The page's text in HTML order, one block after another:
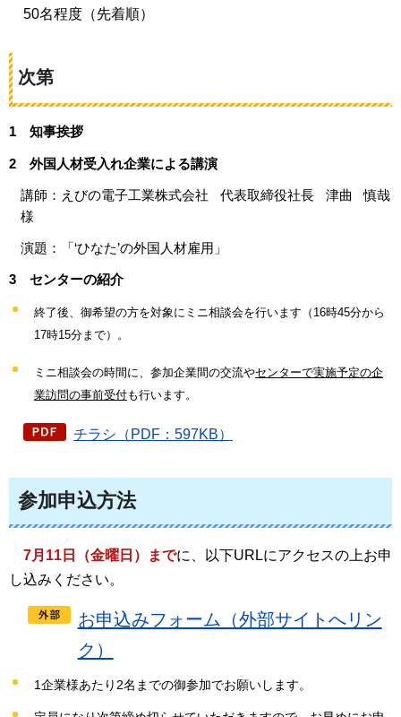
50名程度（先着順）
次第
1 知事挨拶
2 外国人材受入れ企業による講演
講師：えびの電子工業株式会社 代表取締役社長 津曲
慎哉
様
演題：「‘ひなた’の外国人材雇用」
3 センターの紹介
終了後、御希望の方を対象にミニ相談会を行います（16時45分から
17時15分まで）。
ミニ相談会の時間に、参加企業間の交流やセンターで実施予定の企
業訪問の事前受付も行います。
チラシ（PDF：597KB）
参加申込方法
7月11日（金曜日）までに、以下URLにアクセスの上お申
し込みください。
お申込みフォーム（外部サイトへリン
ク）
1企業様あたり2名までの御参加でお願いします。